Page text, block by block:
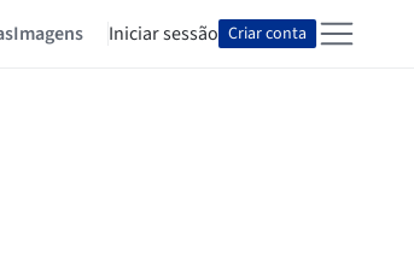
Imagens Iniciar sessão Criar conta